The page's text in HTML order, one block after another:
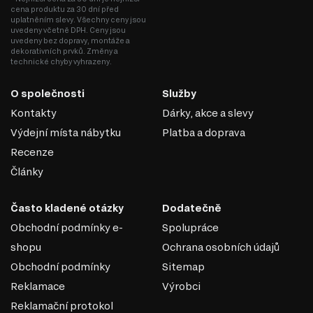
Tento produkt není prvkem modulového systému.
cena produktu za 30 dní před
uplatněním slevy. Všechny ceny jsou
uvedeny včetně DPH. Ceny jsou
uvedeny bez dopravy, montáže a
dekorativních prvků. Změny a
technické chyby vyhrazeny.
O společnosti
Kontakty
Výdejní místa nábytku
Recenze
Články
Služby
Dárky, akce a slevy
Platba a doprava
Často kladené otázky
Obchodní podmínky e-
shopu
Obchodní podmínky
Reklamace
Reklamační protokol
Dodatečně
Spolupráce
Ochrana osobních údajů
Sitemap
Výrobci